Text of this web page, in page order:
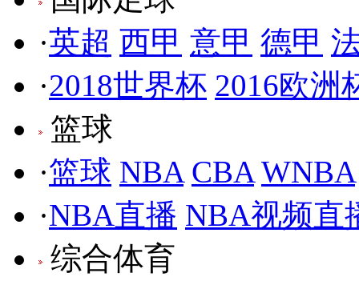
·英超 西甲 意甲 德甲
·2018世界杯 2016欧洲
篮球
·篮球 NBA CBA WNBA
·NBA直播 NBA视频直
综合体育